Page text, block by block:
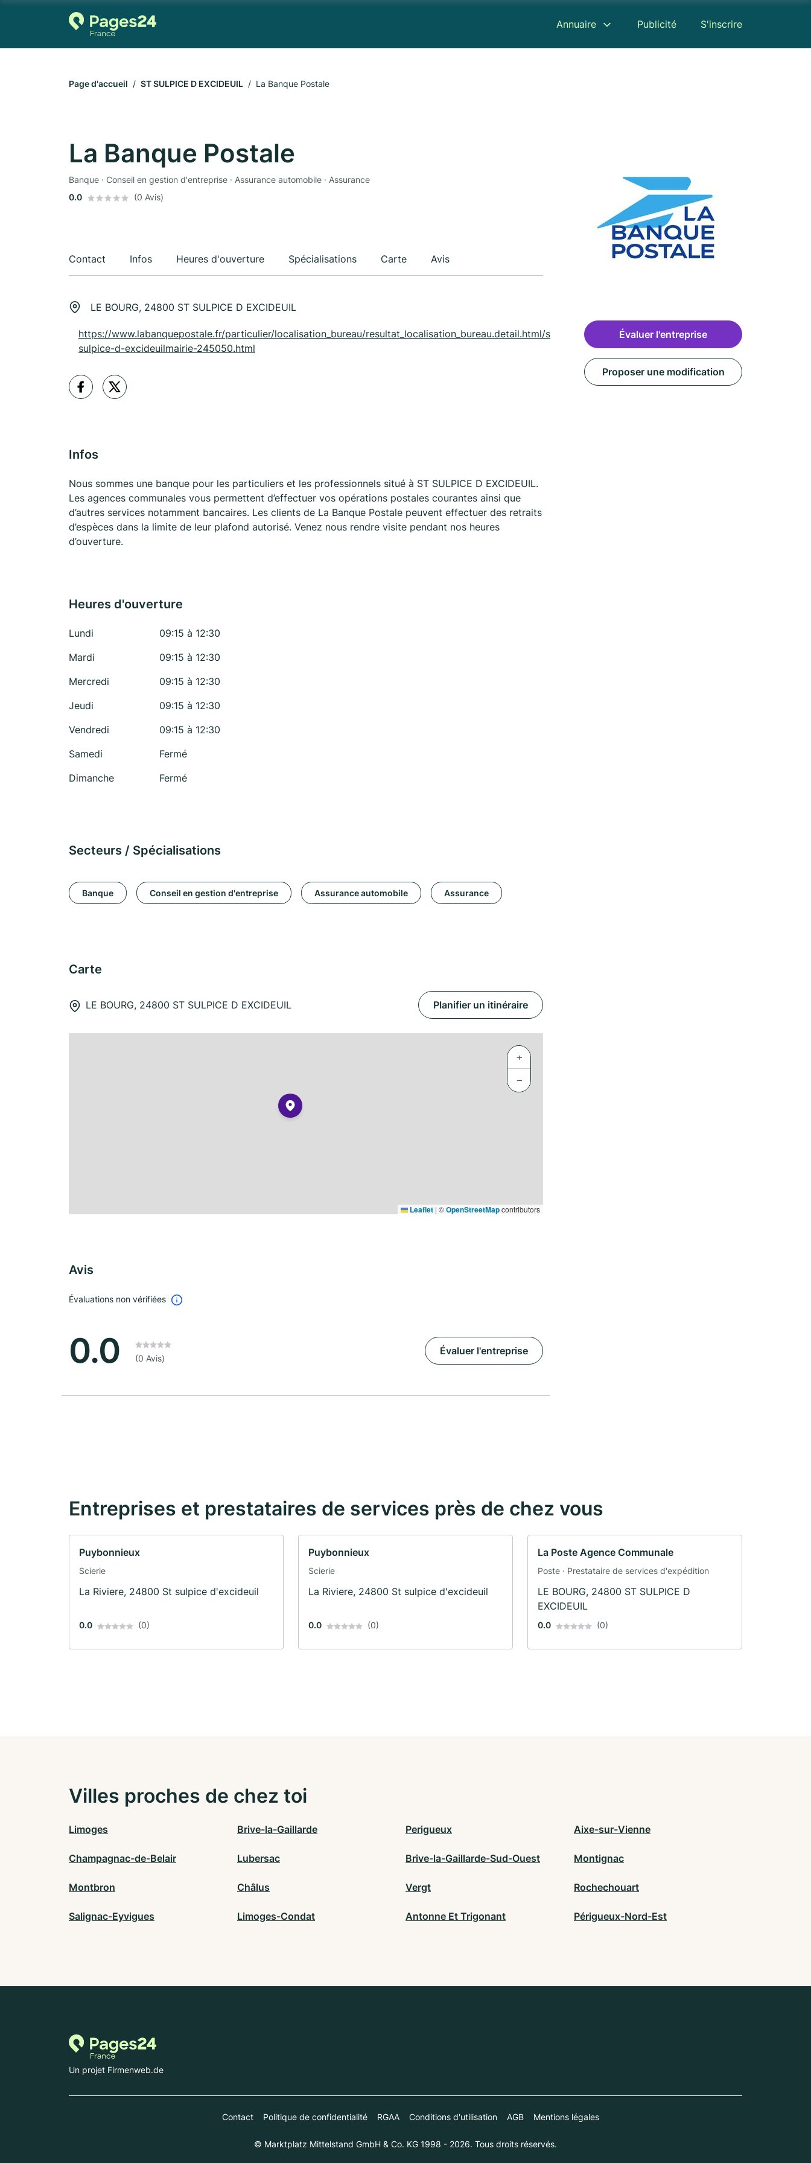
Annuaire Publicité S'inscrire
Page d'accueil ST SULPICE D EXCIDEUIL La Banque Postale
La Banque Postale
Banque · Conseil en gestion d'entreprise · Assurance automobile · Assurance
0.0
(0 Avis)
Contact Infos Heures d'ouverture Spécialisations Carte Avis
LE BOURG, 24800 ST SULPICE D EXCIDEUIL
https://www.labanquepostale.fr/particulier/localisation_bureau/resultat_localisation_bureau.detail.html/st-
sulpice-d-excideuilmairie-245050.html
Infos
Nous sommes une banque pour les particuliers et les professionnels situé à ST SULPICE D EXCIDEUIL.
Les agences communales vous permettent d’effectuer vos opérations postales courantes ainsi que
d’autres services notamment bancaires. Les clients de La Banque Postale peuvent effectuer des retraits
d’espèces dans la limite de leur plafond autorisé. Venez nous rendre visite pendant nos heures
d’ouverture.
Heures d'ouverture
Lundi
09:15 à 12:30
Mardi
09:15 à 12:30
Mercredi
09:15 à 12:30
Jeudi
09:15 à 12:30
Vendredi
09:15 à 12:30
Samedi
Fermé
Dimanche
Fermé
Secteurs / Spécialisations
Banque Conseil en gestion d'entreprise Assurance automobile Assurance
Carte
LE BOURG, 24800 ST SULPICE D EXCIDEUIL Planifier un itinéraire
+
−
Leaflet | ©OpenStreetMapcontributors
Avis
Évaluations non vérifiées
0.0 (0 Avis)
Évaluer l'entreprise
Évaluer l'entreprise
Proposer une modification
Entreprises et prestataires de services près de chez vous
Puybonnieux
Scierie
La Riviere, 24800 St sulpice d'excideuil
0.0 (0)
Puybonnieux
Scierie
La Riviere, 24800 St sulpice d'excideuil
0.0 (0)
La Poste Agence Communale
Poste · Prestataire de services d'expédition
LE BOURG, 24800 ST SULPICE D
EXCIDEUIL
0.0 (0)
Villes proches de chez toi
Limoges Brive-la-Gaillarde Perigueux Aixe-sur-Vienne
Champagnac-de-Belair Lubersac Brive-la-Gaillarde-Sud-Ouest Montignac
Montbron Châlus Vergt Rochechouart
Salignac-Eyvigues Limoges-Condat Antonne Et Trigonant Périgueux-Nord-Est
Un projet Firmenweb.de
Contact Politique de confidentialité RGAA Conditions d'utilisation AGB Mentions légales
© Marktplatz Mittelstand GmbH & Co. KG 1998 - 2026. Tous droits réservés.